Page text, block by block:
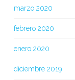
marzo 2020
febrero 2020
enero 2020
diciembre 2019